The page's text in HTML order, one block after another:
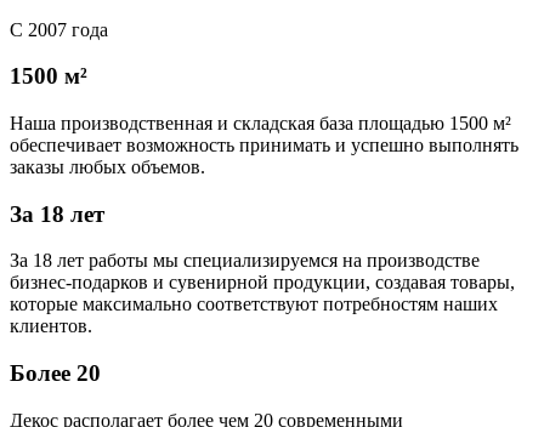
С 2007 года
1500 м²
Наша производственная и складская база площадью 1500 м²
обеспечивает возможность принимать и успешно выполнять
заказы любых объемов.
За 18 лет
За 18 лет работы мы специализируемся на производстве
бизнес-подарков и сувенирной продукции, создавая товары,
которые максимально соответствуют потребностям наших
клиентов.
Более 20
Декос располагает более чем 20 современными